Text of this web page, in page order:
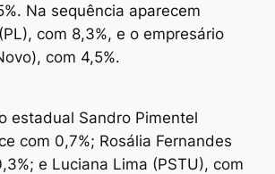
Na sequência aparecem
com 8,3%, e o empresário
com 4,5%.
estadual Sandro Pimentel
com 0,7%; Rosália Fernandes
e Luciana Lima (PSTU), com